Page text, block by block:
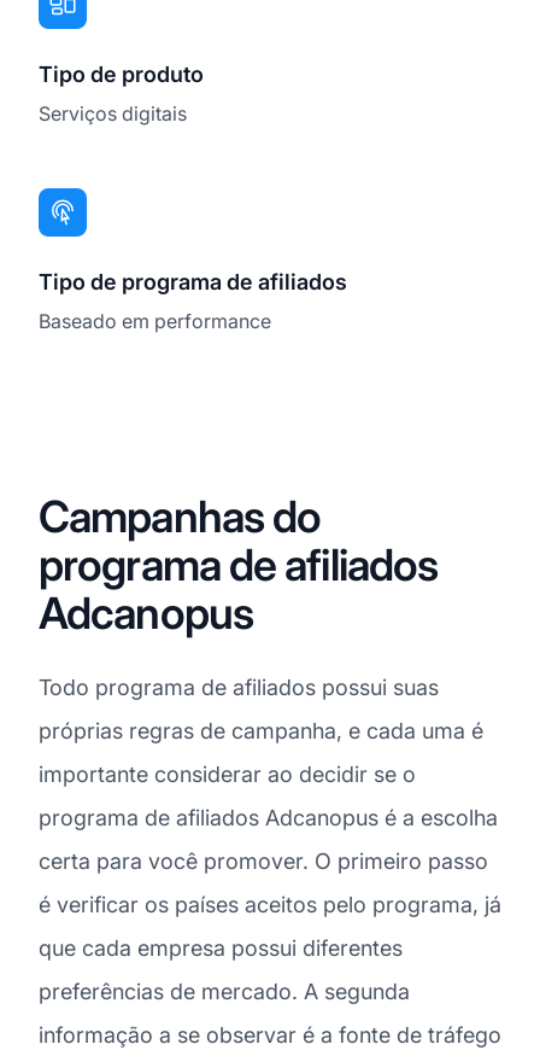
Tipo de produto
Serviços digitais
Tipo de programa de afiliados
Baseado em performance
Campanhas do
programa de afiliados
Adcanopus
Todo programa de afiliados possui suas
próprias regras de campanha, e cada uma é
importante considerar ao decidir se o
programa de afiliados Adcanopus é a escolha
certa para você promover. O primeiro passo
é verificar os países aceitos pelo programa, já
que cada empresa possui diferentes
preferências de mercado. A segunda
informação a se observar é a fonte de tráfego